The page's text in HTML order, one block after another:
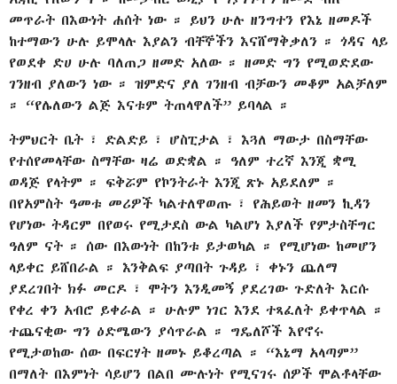
መጥራት በእውነት ሐሰት ነው ። ይህን ሁሉ ዘንግተን የእኔ ዘመዶች
ከተማውን ሁሉ ይሞላሉ እያልን ብቸኞችን እናሸማቅቃለን ። ጎዳና ላይ
የወደቀ ድሀ ሁሉ ባለጠጋ ዘመድ አለው ። ዘመድ ግን የሚወድደው
ገንዘብ ያለውን ነው ። ዝምድና ያለ ገንዘብ ብቻውን መቆም አልቻለም
። “የሌለውን ልጅ እናቱም ትጠላዋለች” ይባላል ።
ትምህርት ቤት ፣ ድልድይ ፣ ሆስፒታል ፣ እጓለ ማውታ በስማቸው
የተሰየመላቸው ስማቸው ዛሬ ወድቋል ። ዓለም ተረኛ እንጂ ቋሚ
ወዳጅ የላትም ። ፍቅሯም የኮንትራት እንጂ ጽኑ አይደለም ።
በየአምስት ዓመቱ መሪዎች ካልተለዋወጡ ፣ የሕይወት ዘመን ኪዳን
የሆነው ትዳርም በየወሩ የሚታደስ ውል ካልሆነ እያለች የምታስቸግር
ዓለም ናት ። ሰው በእውነት በከንቱ ይታወካል ። የሚሆነው ከመሆን
ላይቀር ይሸበራል ። እንቅልፍ ያጣበት ጉዳይ ፣ ቀኑን ጨለማ
ያደረገበት ክፉ መርዶ ፣ ሞትን እንዲመኝ ያደረገው ጉድለት እርሱ
የቀረ ቀን አብሮ ይቀራል ። ሁሉም ነገር እንደ ተጻፈለት ይቀጥላል ።
ተጨናቂው ግን ዕድሜውን ያሳጥራል ። ግዴለሾች እየኖሩ
የሚታወከው ሰው በፍርሃት ዘመኑ ይቆረጣል ። “እኔማ አላጣም”
በማለት በእምነት ሳይሆን በልበ ሙሉነት የሚናገሩ ሰዎች ሞልቶላቸው